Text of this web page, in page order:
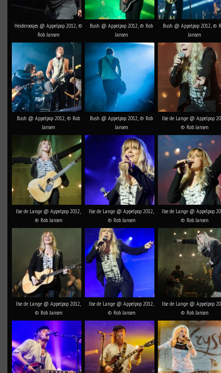
Heideroosjes @ Appelpop 2012, ©
Rob Jansen
Bush @ Appelpop 2012, © Rob
Jansen
Bush @ Appelpop 2012, ©
Jansen
Bush @ Appelpop 2012, © Rob
Jansen
Bush @ Appelpop 2012, © Rob
Jansen
Ilse de Lange @ Appelpop
© Rob Jansen
Ilse de Lange @ Appelpop 2012,
© Rob Jansen
Ilse de Lange @ Appelpop 2012,
© Rob Jansen
Ilse de Lange @ Appelpop
© Rob Jansen
Ilse de Lange @ Appelpop 2012,
© Rob Jansen
Ilse de Lange @ Appelpop 2012,
© Rob Jansen
Ilse de Lange @ Appelpop
© Rob Jansen